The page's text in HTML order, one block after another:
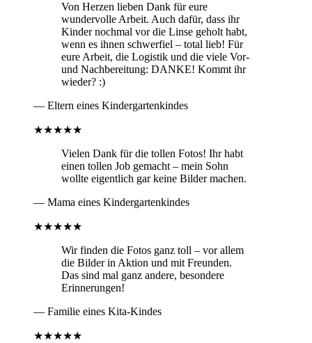
Von Herzen lieben Dank für eure
wundervolle Arbeit. Auch dafür, dass ihr
Kinder nochmal vor die Linse geholt habt,
wenn es ihnen schwerfiel – total lieb! Für
eure Arbeit, die Logistik und die viele Vor-
und Nachbereitung: DANKE! Kommt ihr
wieder? :)
— Eltern eines Kindergartenkindes
★★★★★
Vielen Dank für die tollen Fotos! Ihr habt
einen tollen Job gemacht – mein Sohn
wollte eigentlich gar keine Bilder machen.
— Mama eines Kindergartenkindes
★★★★★
Wir finden die Fotos ganz toll – vor allem
die Bilder in Aktion und mit Freunden.
Das sind mal ganz andere, besondere
Erinnerungen!
— Familie eines Kita-Kindes
★★★★★